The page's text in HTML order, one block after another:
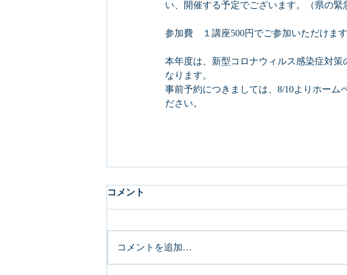
い、開催する予定でございます。（県の緊
参加費　１講座500円でご参加いただけます
本年度は、新型コロナウィルス感染症対
なります。
事前予約につきましては、8/10よりホーム
ださい。
コメント
コメントを追加…